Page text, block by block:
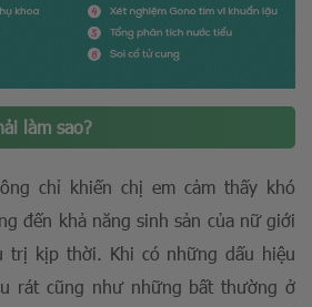
làm sao?
chỉ khiến chị em cảm thấy khó
đến khả năng sinh sản của nữ giới
trị kịp thời. Khi có những dấu hiệu
rát cũng như những bất thường ở